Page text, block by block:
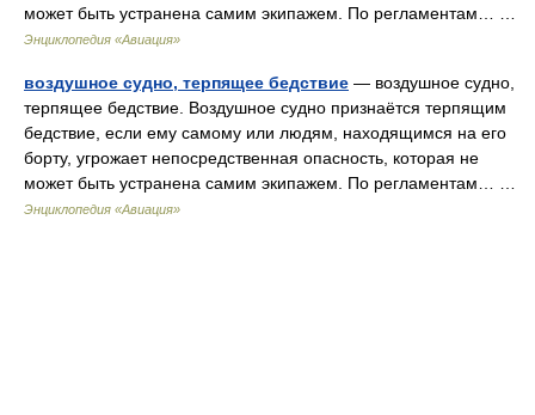
может быть устранена самим экипажем. По регламентам… …
Энциклопедия «Авиация»
воздушное судно, терпящее бедствие — воздушное судно,
терпящее бедствие. Воздушное судно признаётся терпящим
бедствие, если ему самому или людям, находящимся на его
борту, угрожает непосредственная опасность, которая не
может быть устранена самим экипажем. По регламентам… …
Энциклопедия «Авиация»